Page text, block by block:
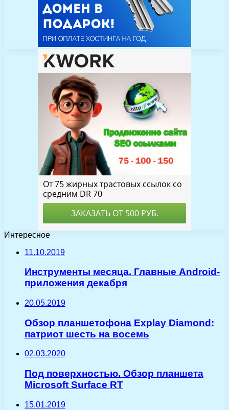
Интересное
11.10.2019
Инструменты месяца. Главные Android-
приложения декабря
20.05.2019
Обзор планшетофона Explay Diamond:
патриот шесть на восемь
02.03.2020
Под поверхностью. Обзор планшета
Microsoft Surface RT
15.01.2019